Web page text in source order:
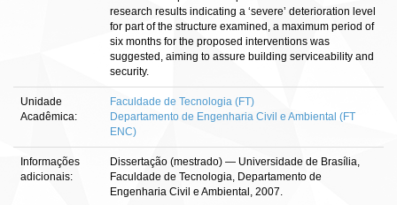
research results indicating a ‘severe’ deterioration level
for part of the structure examined, a maximum period of
six months for the proposed interventions was
suggested, aiming to assure building serviceability and
security.
Unidade
Acadêmica:
Faculdade de Tecnologia (FT)
Departamento de Engenharia Civil e Ambiental (FT
ENC)
Informações
adicionais:
Dissertação (mestrado) — Universidade de Brasília,
Faculdade de Tecnologia, Departamento de
Engenharia Civil e Ambiental, 2007.